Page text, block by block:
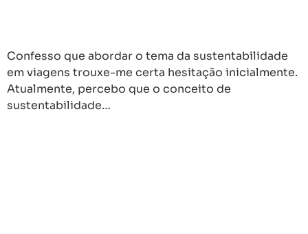
Confesso que abordar o tema da sustentabilidade
em viagens trouxe-me certa hesitação inicialmente.
Atualmente, percebo que o conceito de
sustentabilidade…